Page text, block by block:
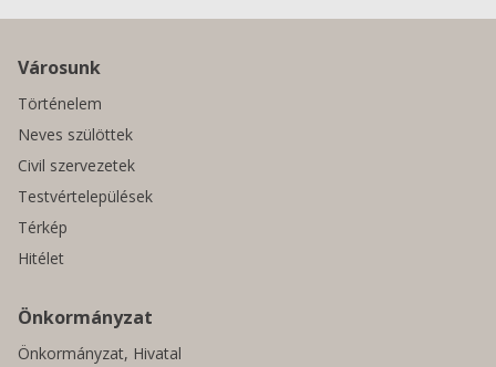
Városunk
Történelem
Neves szülöttek
Civil szervezetek
Testvértelepülések
Térkép
Hitélet
Önkormányzat
Önkormányzat, Hivatal